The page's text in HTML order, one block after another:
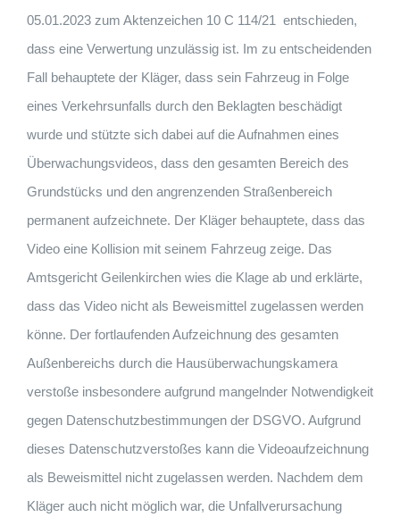
05.01.2023 zum Aktenzeichen 10 C 114/21 entschieden,
dass eine Verwertung unzulässig ist. Im zu entscheidenden
Fall behauptete der Kläger, dass sein Fahrzeug in Folge
eines Verkehrsunfalls durch den Beklagten beschädigt
wurde und stützte sich dabei auf die Aufnahmen eines
Überwachungsvideos, dass den gesamten Bereich des
Grundstücks und den angrenzenden Straßenbereich
permanent aufzeichnete. Der Kläger behauptete, dass das
Video eine Kollision mit seinem Fahrzeug zeige. Das
Amtsgericht Geilenkirchen wies die Klage ab und erklärte,
dass das Video nicht als Beweismittel zugelassen werden
könne. Der fortlaufenden Aufzeichnung des gesamten
Außenbereichs durch die Hausüberwachungskamera
verstoße insbesondere aufgrund mangelnder Notwendigkeit
gegen Datenschutzbestimmungen der DSGVO. Aufgrund
dieses Datenschutzverstoßes kann die Videoaufzeichnung
als Beweismittel nicht zugelassen werden. Nachdem dem
Kläger auch nicht möglich war, die Unfallverursachung